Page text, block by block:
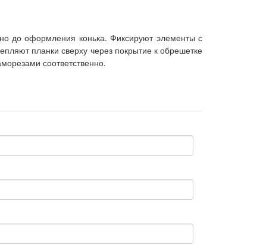
до оформления конька. Фиксируют элементы с
планки сверху через покрытие к обрешетке
соответственно.